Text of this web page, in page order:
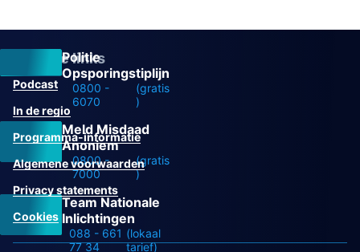
Politie
Opsporingstiplijn
0800 -
6070
(gratis
)
Meld Misdaad
Anoniem
0800 -
7000
(gratis
)
Team Nationale
Inlichtingen
088 - 661
77 34
(lokaal
tarief)
Overige links
Podcast
In de regio
Programma-informatie
Algemene voorwaarden
Privacy statements
Cookies